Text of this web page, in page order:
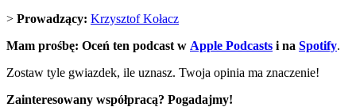
> Prowadzący: Krzysztof Kołacz
Mam prośbę: Oceń ten podcast w Apple Podcasts i na Spotify.
Zostaw tyle gwiazdek, ile uznasz. Twoja opinia ma znaczenie!
Zainteresowany współpracą? Pogadajmy!